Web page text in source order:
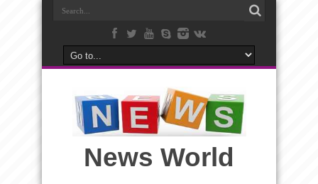
News World